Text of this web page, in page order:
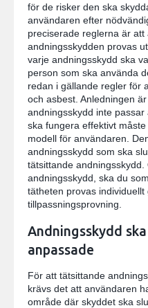
för de risker den ska
användaren efter
preciserade reglerna är
andningsskydden provas
varje andningsskydd ska
person som ska använda
redan i gällande regler för
och asbest. Anledningen
andningsskydd inte
ska fungera effektivt
modell för användaren.
andningsskydd som ska
tätsittande
andningsskydd, ska du
tätheten provas individuellt
tillpassningsprovning.
Andningsskydd
anpassade
För att tätsittande
krävs det att användaren
område där skyddet ska